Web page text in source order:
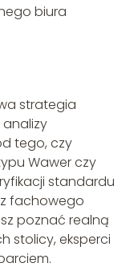
biura
strategia
tego, czy
Wawer czy
standardu
fachowego
poznać realną
stolicy, eksperci